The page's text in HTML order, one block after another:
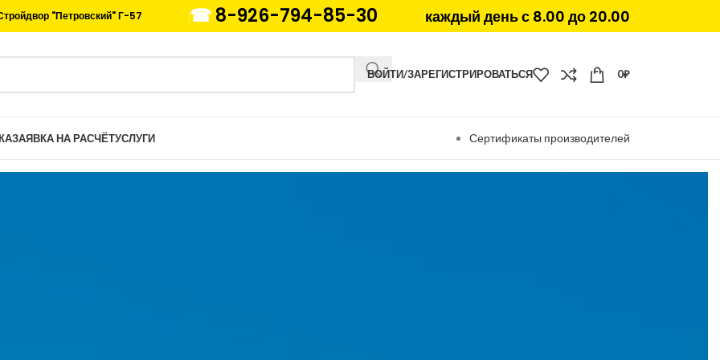
"Петровский" Г-57 ☎8-926-794-85-30 каждый день с 8.00 до 20.00
ВОЙТИ/ЗАРЕГИСТРИРОВАТЬСЯ 0₽
ЗАЯВКА НА РАСЧЁТУСЛУГИ Сертификаты производителей